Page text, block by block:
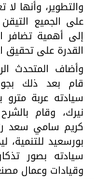
والتطوير، وأنها
على الجميع
إلى أهمية
القدرة على تحقيق
وأضاف المتحدث
قام بعد ذلك
سيادته عربة
نيرك، وقام
كريم سامي سعد
بورسعيد للتنمية،
سيادته بصور
وقيادات وعمال